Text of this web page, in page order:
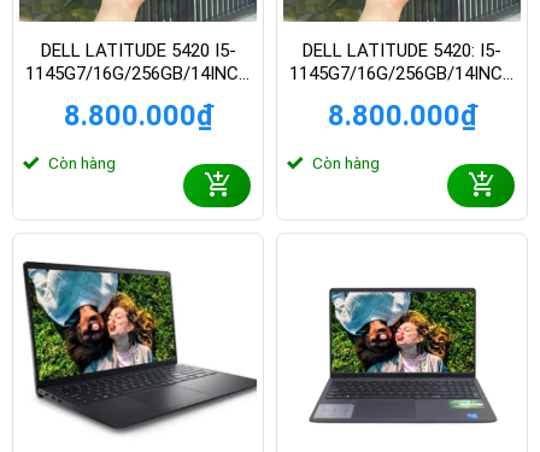
DELL LATITUDE 5420 I5-
1145G7/16G/256GB/14INCH
8.800.000₫
Còn hàng
DELL LATITUDE 5420: I5-
1145G7/16G/256GB/14INCH
8.800.000₫
Còn hàng